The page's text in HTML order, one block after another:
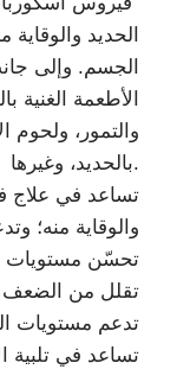
الحديد
الجسم. وإلى
الأطعمة الغنية
والتمور، ولحوم
بالحديد، وغيرها.
تساعد في علاج
والوقاية منه؛
تحسّن مستويات
تقلل من الضعف
تدعم مستويات
تساعد في تلبية